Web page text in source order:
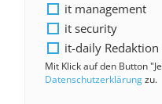
it management
it security
it-daily Redaktion
Mit Klick auf den Button
Datenschutzerklärungzu.